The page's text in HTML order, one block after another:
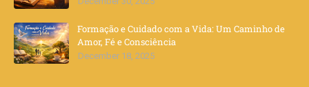
Formação e Cuidado com a Vida: Um Caminho de
Amor, Fé e Consciência
December 18, 2025